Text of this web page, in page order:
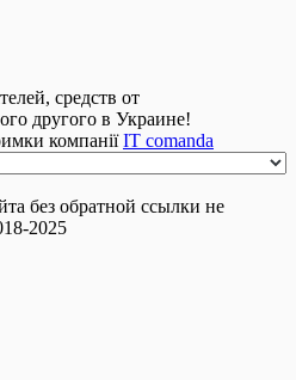
средств от
другого в Украине!
компаніїIT comanda
без обратной ссылки не
2025